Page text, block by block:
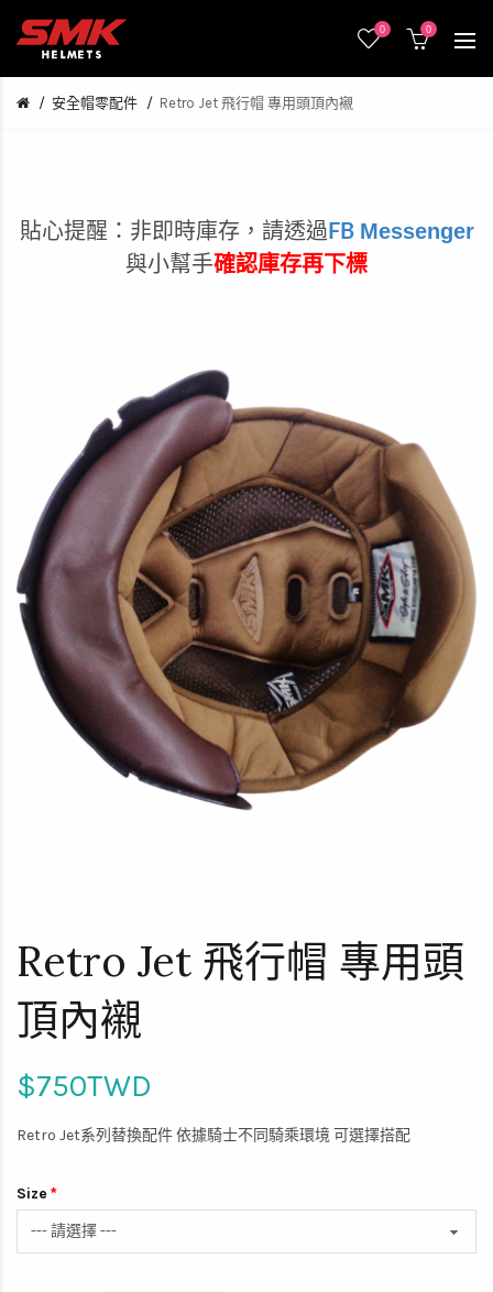
0 0
安全帽零配件 Retro Jet 飛行帽 專用頭頂內襯
貼心提醒：非即時庫存， 請透過 FB Messenger
與小幫手確認庫存再下標
Retro Jet 飛行帽 專用頭
頂內襯
$750TWD
Retro Jet系列替換配件 依據騎士不同騎乘環境 可選擇搭配
Size